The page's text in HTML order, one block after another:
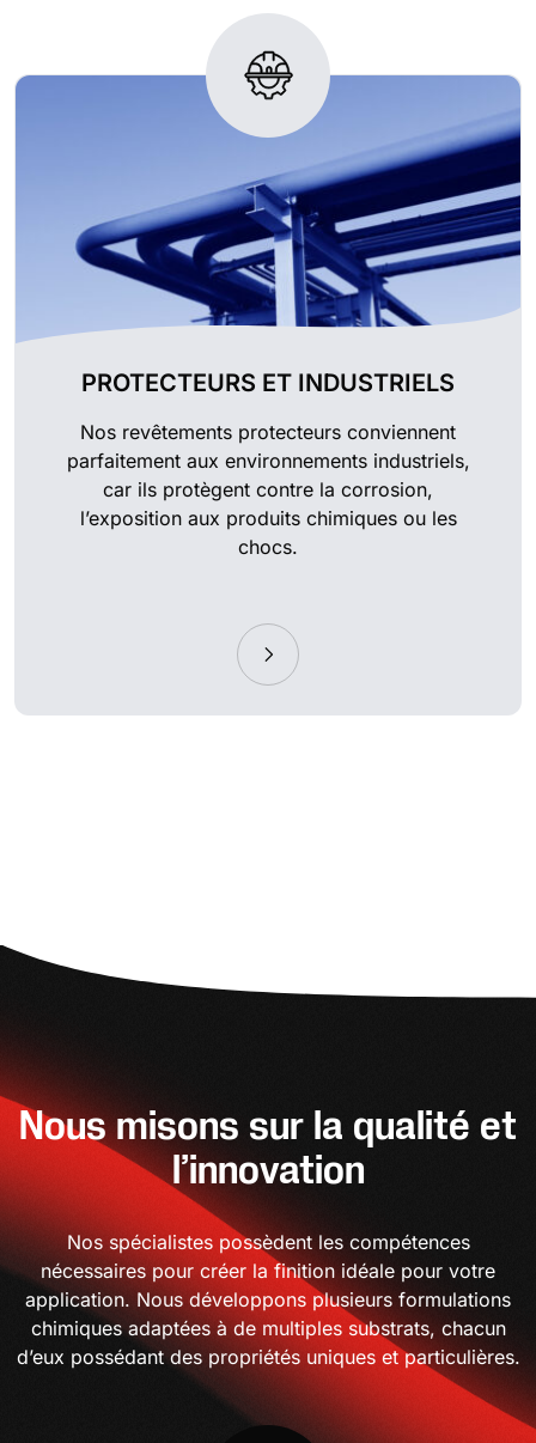
PROTECTEURS ET INDUSTRIELS
Nos revêtements protecteurs conviennent
parfaitement aux environnements industriels,
car ils protègent contre la corrosion,
l’exposition aux produits chimiques ou les
chocs.
Nous misons sur la qualité et
l’innovation
Nos spécialistes possèdent les compétences
nécessaires pour créer la finition idéale pour votre
application. Nous développons plusieurs formulations
chimiques adaptées à de multiples substrats, chacun
d’eux possédant des propriétés uniques et particulières.